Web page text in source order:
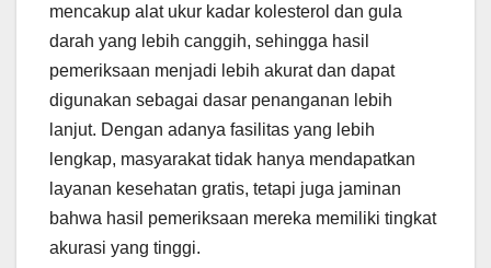
mencakup alat ukur kadar kolesterol dan gula
darah yang lebih canggih, sehingga hasil
pemeriksaan menjadi lebih akurat dan dapat
digunakan sebagai dasar penanganan lebih
lanjut. Dengan adanya fasilitas yang lebih
lengkap, masyarakat tidak hanya mendapatkan
layanan kesehatan gratis, tetapi juga jaminan
bahwa hasil pemeriksaan mereka memiliki tingkat
akurasi yang tinggi.